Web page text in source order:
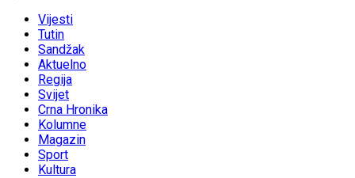
Vijesti
Tutin
Sandžak
Aktuelno
Regija
Svijet
Crna Hronika
Kolumne
Magazin
Sport
Kultura